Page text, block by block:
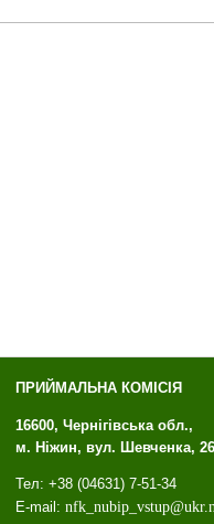
ПРИЙМАЛЬНА КОМІСІЯ
16600, Чернігівська обл.,
м. Ніжин, вул. Шевченка, 26
Тел: +38 (04631) 7-51-34
E-mail: nfk_ nubip_ vstup@ukr.